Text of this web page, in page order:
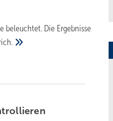
beleuchtet. Die Ergebnisse